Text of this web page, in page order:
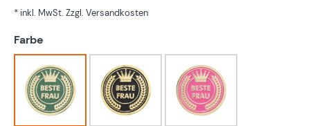
* inkl. MwSt. Zzgl. Versandkosten
Farbe
Grün Schwarz pink